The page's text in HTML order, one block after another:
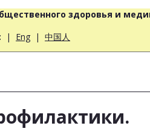
здоровья и
| Eng | 中国人